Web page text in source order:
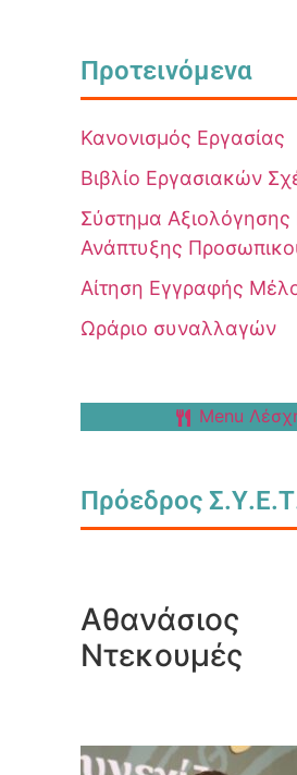
Προτεινόμενα
Κανονισμός Εργασίας
Βιβλίο Εργασιακών
Σύστημα Αξιολόγησης
Ανάπτυξης
Αίτηση Εγγραφής
Ωράριο συναλλαγών
Menu
Πρόεδρος
Αθανάσιος
Ντεκουμές